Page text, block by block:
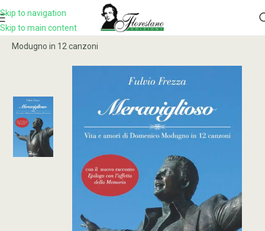
Skip to navigation
Skip to main content
Home Prodotto MERAVIGLIOSO. Vita e amori di Domenico
Modugno in 12 canzoni